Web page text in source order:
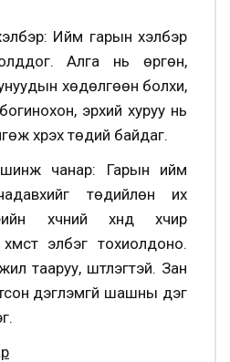
Ийм гарын хэлбэр
Алга нь өргөн,
хөдөлгөөн болхи,
эрхий хуруу нь
хүрэх төдий байдаг.
шинж чанар: Гарын ийм
төдийлөн их
хүчний хүнд хүчир
элбэг тохиолдоно.
тааруу, шүтлэгтэй. Зан
дэглэмгүй шашны дэг